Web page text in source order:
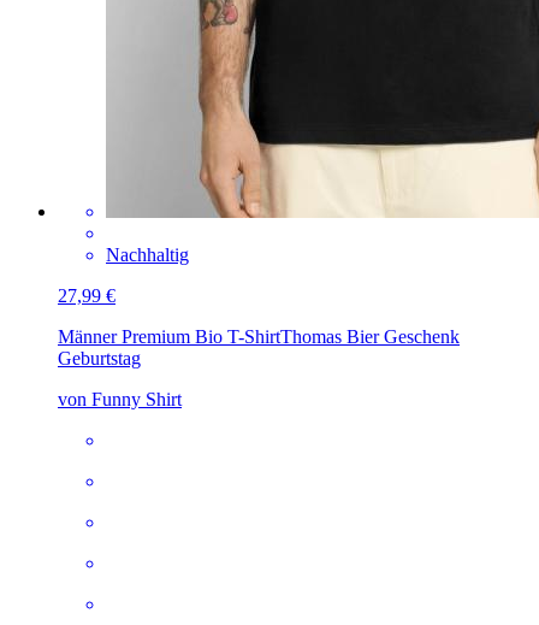
Nachhaltig
27,99 €
Männer Premium Bio T-ShirtThomas Bier Geschenk
Geburtstag
von Funny Shirt